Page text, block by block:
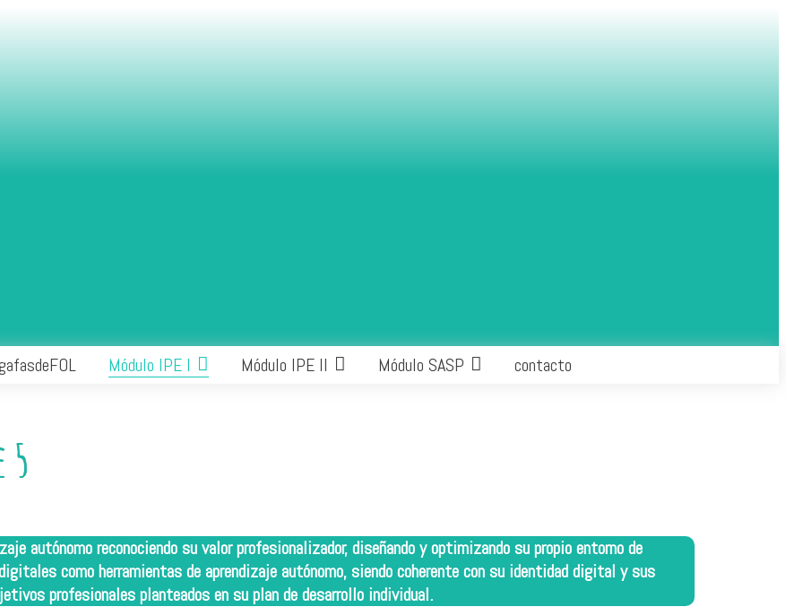
Módulo IPE I Módulo IPE II Módulo SASP contacto
5
autónomo reconociendo su valor profesionalizador, diseñando y optimizando su propio entorno de
como herramientas de aprendizaje autónomo, siendo coherente con su identidad digital y sus
profesionales planteados en su plan de desarrollo individual.